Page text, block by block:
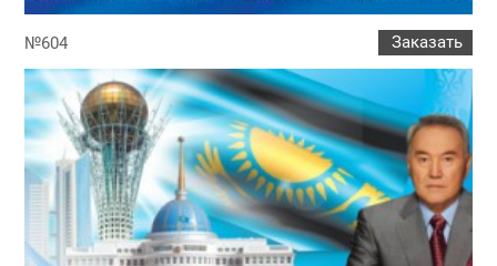
Заказать
№604